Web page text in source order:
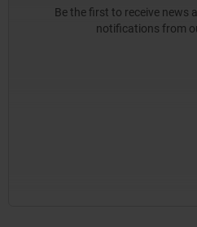
Be the first to receive news
notifications from